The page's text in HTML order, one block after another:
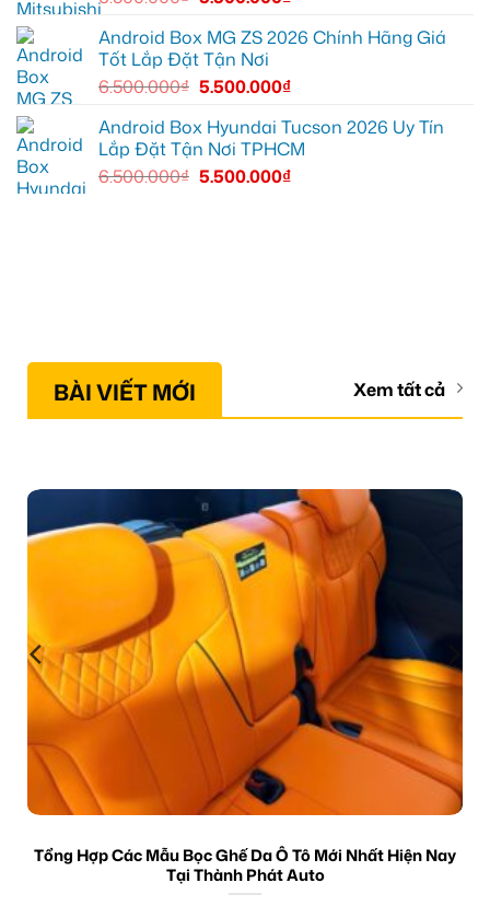
Android Box MG ZS 2026 Chính Hãng Giá
Tốt Lắp Đặt Tận Nơi
6.500.000₫ 5.500.000₫
Android Box Hyundai Tucson 2026 Uy Tín
Lắp Đặt Tận Nơi TPHCM
6.500.000₫ 5.500.000₫
BÀI VIẾT MỚI Xem tất cả
Tổng Hợp Các Mẫu Bọc Ghế Da Ô Tô Mới Nhất Hiện Nay
Tại Thành Phát Auto